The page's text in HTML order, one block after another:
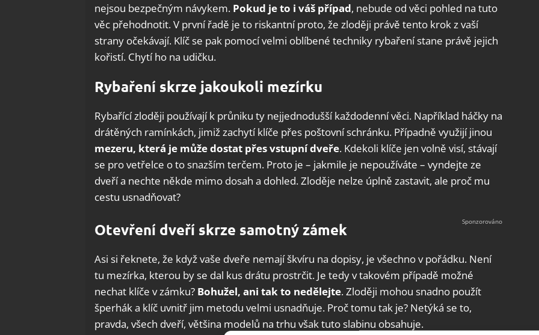
nejsou bezpečným návykem. Pokud je to i váš případ, nebude od věci pohled na tuto
věc přehodnotit. V první řadě je to riskantní proto, že zloději právě tento krok z vaší
strany očekávají. Klíč se pak pomocí velmi oblíbené techniky rybaření stane právě jejich
kořistí. Chytí ho na udičku.
Rybaření skrze jakoukoli mezírku
Rybařící zloději používají k průniku ty nejjednodušší každodenní věci. Například háčky na
drátěných ramínkách, jimiž zachytí klíče přes poštovní schránku. Případně využijí jinou
mezeru, která je může dostat přes vstupní dveře. Kdekoli klíče jen volně visí, stávají
se pro vetřelce o to snazším terčem. Proto je – jakmile je nepoužíváte – vyndejte ze
dveří a nechte někde mimo dosah a dohled. Zloděje nelze úplně zastavit, ale proč mu
cestu usnadňovat?
Otevření dveří skrze samotný zámek
Asi si řeknete, že když vaše dveře nemají škvíru na dopisy, je všechno v pořádku. Není
tu mezírka, kterou by se dal kus drátu prostrčit. Je tedy v takovém případě možné
nechat klíče v zámku? Bohužel, ani tak to nedělejte. Zloději mohou snadno použít
šperhák a klíč uvnitř jim metodu velmi usnadňuje. Proč tomu tak je? Netýká se to,
pravda, všech dveří, většina modelů na trhu však tuto slabinu obsahuje.